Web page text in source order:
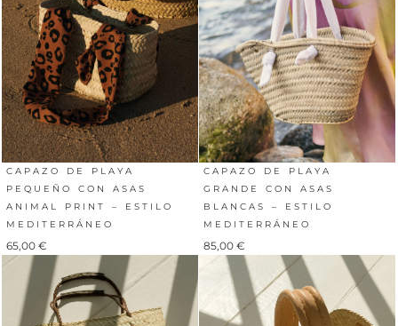
CAPAZO DE PLAYA
PEQUEÑO CON ASAS
ANIMAL PRINT – ESTILO
MEDITERRÁNEO
65,00 €
CAPAZO DE PLAYA
GRANDE CON ASAS
BLANCAS – ESTILO
MEDITERRÁNEO
85,00 €